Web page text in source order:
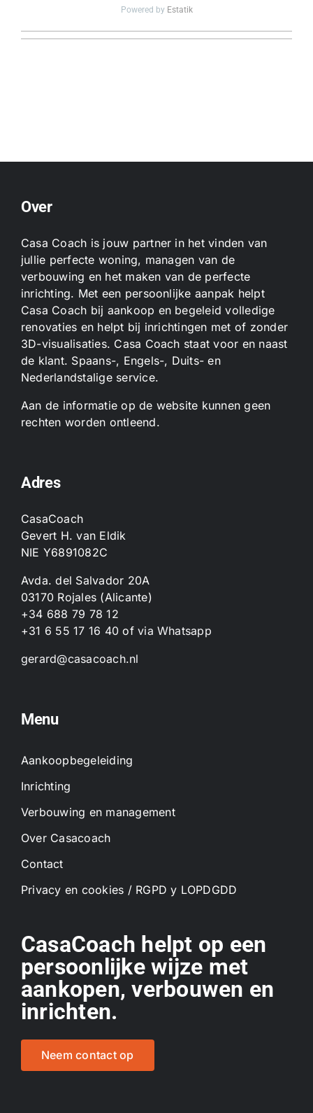
Powered by Estatik
Over
Casa Coach is jouw partner in het vinden van
jullie perfecte woning, managen van de
verbouwing en het maken van de perfecte
inrichting. Met een persoonlijke aanpak helpt
Casa Coach bij aankoop en begeleid volledige
renovaties en helpt bij inrichtingen met of zonder
3D-visualisaties. Casa Coach staat voor en naast
de klant. Spaans-, Engels-, Duits- en
Nederlandstalige service.
Aan de informatie op de website kunnen geen
rechten worden ontleend.
Adres
CasaCoach
Gevert H. van Eldik
NIE Y6891082C
Avda. del Salvador 20A
03170 Rojales (Alicante)
+34 688 79 78 12
+31 6 55 17 16 40 ofvia Whatsapp
gerard@casacoach.nl
Menu
Aankoopbegeleiding
Inrichting
Verbouwing en management
Over Casacoach
Contact
Privacy en cookies / RGPD y LOPDGDD
CasaCoach helpt op een
persoonlijke wijze met
aankopen, verbouwen en
inrichten.
Neem contact op